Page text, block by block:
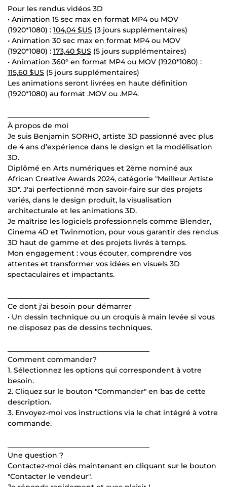
Pour les rendus vidéos 3D
• Animation 15 sec max en format MP4 ou MOV
(1920*1080) : 104,04 $US (3 jours supplémentaires)
• Animation 30 sec max en format MP4 ou MOV
(1920*1080) : 173,40 $US (5 jours supplémentaires)
• Animation 360° en format MP4 ou MOV (1920*1080) :
115,60 $US (5 jours supplémentaires)
Les animations seront livrées en haute définition
(1920*1080) au format .MOV ou .MP4.
À propos de moi
Je suis Benjamin SORHO, artiste 3D passionné avec plus
de 4 ans d’expérience dans le design et la modélisation
3D.
Diplômé en Arts numériques et 2ème nominé aux
African Creative Awards 2024, catégorie "Meilleur Artiste
3D". J'ai perfectionné mon savoir-faire sur des projets
variés, dans le design produit, la visualisation
architecturale et les animations 3D.
Je maîtrise les logiciels professionnels comme Blender,
Cinema 4D et Twinmotion, pour vous garantir des rendus
3D haut de gamme et des projets livrés à temps.
Mon engagement : vous écouter, comprendre vos
attentes et transformer vos idées en visuels 3D
spectaculaires et impactants.
Ce dont j'ai besoin pour démarrer
• Un dessin technique ou un croquis à main levée si vous
ne disposez pas de dessins techniques.
Comment commander?
1. Sélectionnez les options qui correspondent à votre
besoin.
2. Cliquez sur le bouton "Commander" en bas de cette
description.
3. Envoyez-moi vos instructions via le chat intégré à votre
commande.
Une question ?
Contactez-moi dès maintenant en cliquant sur le bouton
"Contacter le vendeur".